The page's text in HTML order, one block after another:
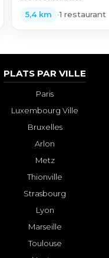
5,4 km •1 restaurant
PLATS PAR VILLE
Paris
Luxembourg Ville
Bruxelles
Arlon
Metz
Thionville
Strasbourg
Lyon
Marseille
Toulouse